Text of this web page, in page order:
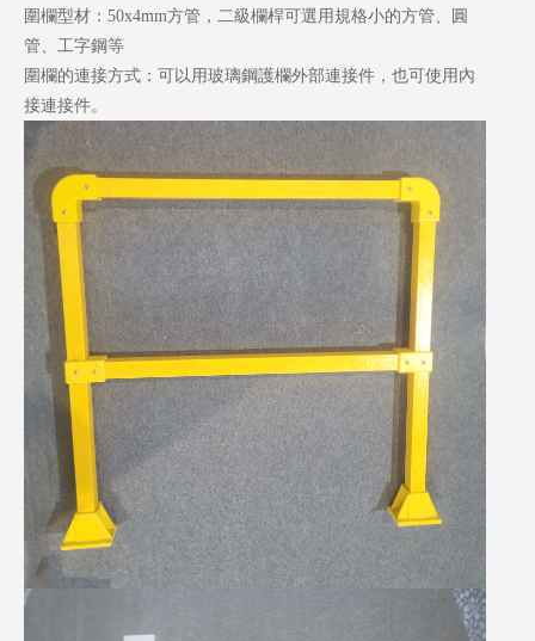
圍欄型材：50x4mm方管，二級欄桿可選用規格小的方管、圓
管、工字鋼等
圍欄的連接方式：可以用玻璃鋼護欄外部連接件，也可使用內
接連接件。